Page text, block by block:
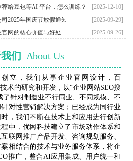
[2025-12-10]
给豆包等AI 平台，怎么训练？
[2025-09-29]
2025年国庆节放假通知
[2025-09-26]
网的核心价值与好处
们 About Us
立，我们从事企业官网设计，百
术的研究和开发，以“企业网站SEO搜
了针对制造业不行同业、不同规模、不
对性营销解决方案；已经成为同行业
，我们不断在技术上和应用进行创新
中，优网科技建立了市场动作体系和
联网推广产品开发、咨询规划服务、
相结合的技术与业务服务体系，将企
推广，整合AI应用集成、用户统一和